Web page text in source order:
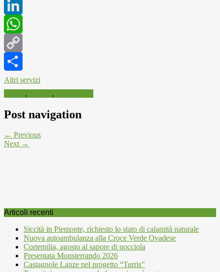
Twitter
LinkedIn
WhatsApp
Copy
Link
Altri servizi
, ,
Post navigation
← Previous
Next →
Articoli recenti
Siccità in Piemonte, richiesto lo stato di calamità naturale
Nuova autoambulanza alla Croce Verde Ovadese
Cortemilia, agosto al sapore di nocciola
Presentata Monsterrando 2026
Castagnole Lanze nel progetto “Turris”